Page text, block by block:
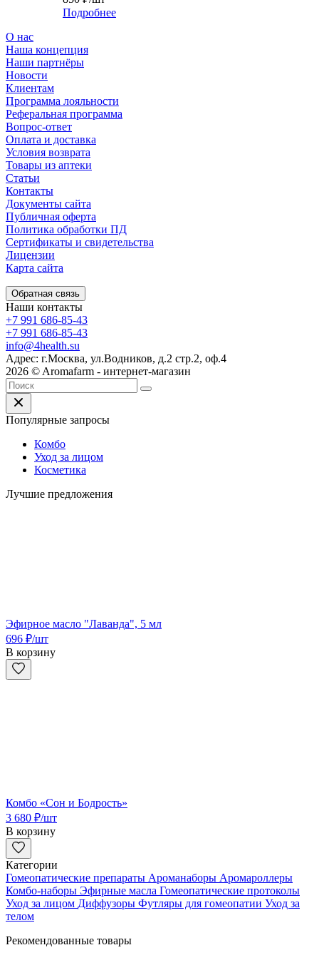
Подробнее
О нас
Наша концепция
Наши партнёры
Новости
Клиентам
Программа лояльности
Реферальная программа
Вопрос-ответ
Оплата и доставка
Условия возврата
Товары из аптеки
Статьи
Контакты
Документы сайта
Публичная оферта
Политика обработки ПД
Сертификаты и свидетельства
Лицензии
Карта сайта
Обратная связь
Наши контакты
+7 991 686-85-43
+7 991 686-85-43
info@4health.su
Адрес: г.Москва, ул.Водников, д.2 стр.2, оф.4
2026 © Aromafarm - интернет-магазин
Популярные запросы
Комбо
Уход за лицом
Косметика
Лучшие предложения
Эфирное масло "Лаванда", 5 мл
696 ₽/шт
В корзину
Комбо «Сон и Бодрость»
3 680 ₽/шт
В корзину
Категории
Гомеопатические препараты Ароманаборы Аромароллеры
Комбо-наборы Эфирные масла Гомеопатические протоколы
Уход за лицом Диффузоры Футляры для гомеопатии Уход за
телом
Рекомендованные товары